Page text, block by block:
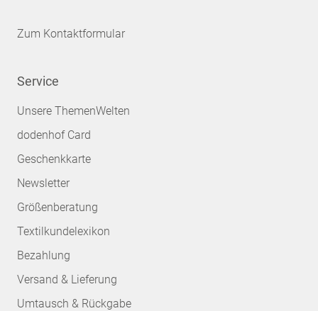
Zum Kontaktformular
Service
Unsere ThemenWelten
dodenhof Card
Geschenkkarte
Newsletter
Größenberatung
Textilkundelexikon
Bezahlung
Versand & Lieferung
Umtausch & Rückgabe